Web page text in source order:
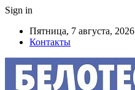
Sign in
Пятница, 7 августа, 2026
Контакты